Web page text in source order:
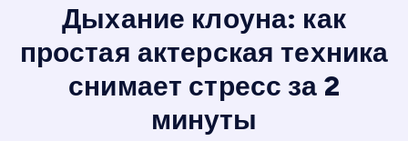
Дыхание клоуна: как
простая актерская техника
снимает стресс за 2
минуты